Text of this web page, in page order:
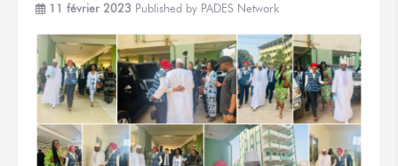
11 février 2023 Published by PADES Network